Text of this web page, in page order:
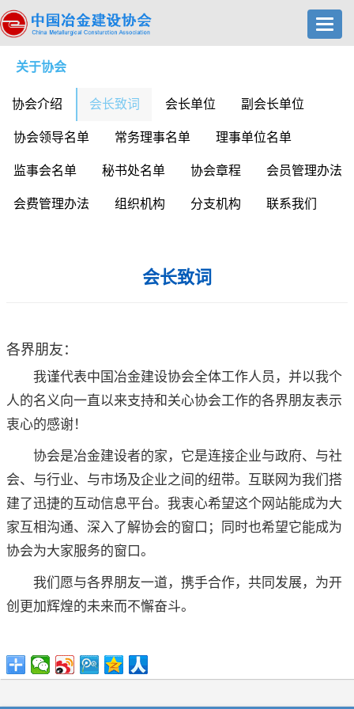
关于协会
协会介绍 会长致词 会长单位 副会长单位
协会领导名单 常务理事名单 理事单位名单
监事会名单 秘书处名单 协会章程 会员管理办法
会费管理办法 组织机构 分支机构 联系我们
会长致词
各界朋友：
我谨代表中国冶金建设协会全体工作人员，并以我个
人的名义向一直以来支持和关心协会工作的各界朋友表示
衷心的感谢！
协会是冶金建设者的家，它是连接企业与政府、与社
会、与行业、与市场及企业之间的纽带。互联网为我们搭
建了迅捷的互动信息平台。我衷心希望这个网站能成为大
家互相沟通、深入了解协会的窗口；同时也希望它能成为
协会为大家服务的窗口。
我们愿与各界朋友一道，携手合作，共同发展，为开
创更加辉煌的未来而不懈奋斗。